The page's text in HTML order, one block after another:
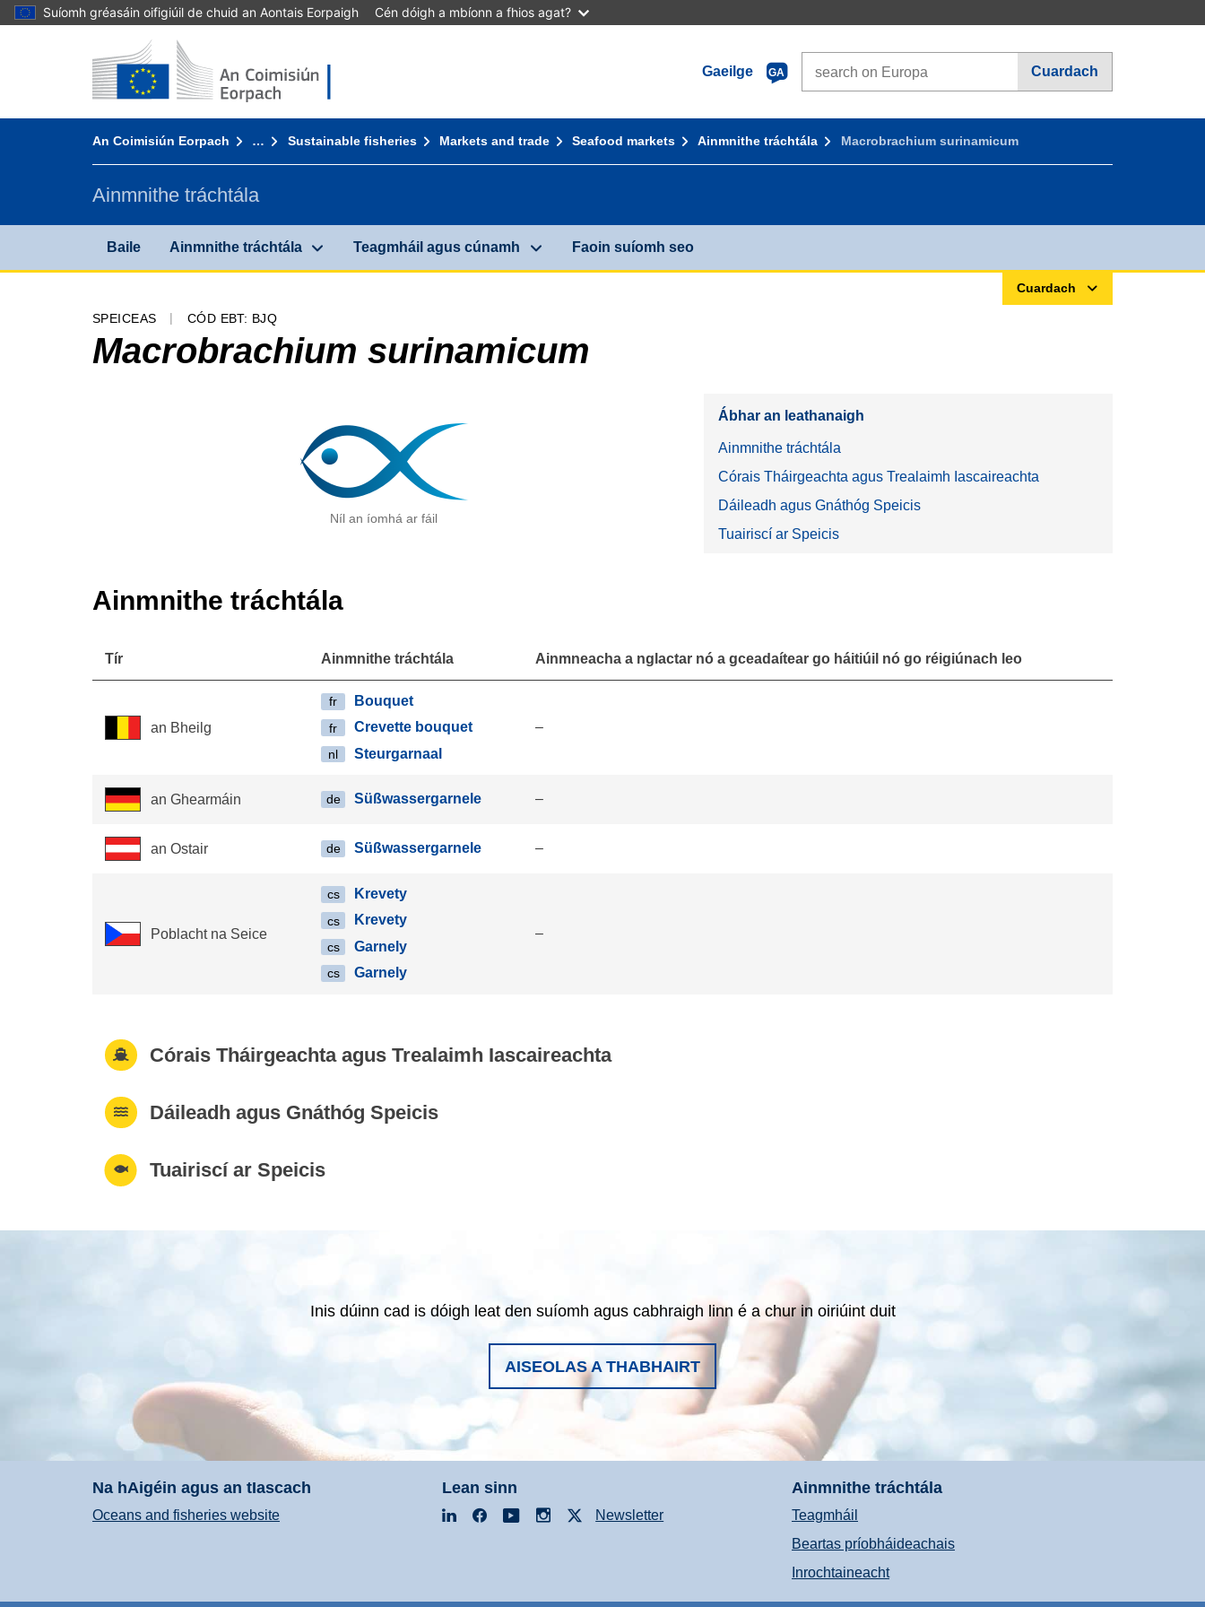
Suíomh gréasáin oifigiúil de chuid an Aontais Eorpaigh Cén dóigh a mbíonn a fhios agat?
Téigh chuig inneachar
Baile - An Coimisiún Eorpach
Gaeilge
GA Cuardach
An Coimisiún Eorpach … Sustainable fisheries Markets and trade Seafood markets Ainmnithe tráchtála Macrobrachium surinamicum
Ainmnithe tráchtála
Baile Ainmnithe tráchtála Teagmháil agus cúnamh Faoin suíomh seo
Cuardach
SPEICEAS CÓD EBT: BJQ
Macrobrachium surinamicum
Níl an íomhá ar fáil
Ábhar an leathanaigh
Ainmnithe tráchtála
Córais Tháirgeachta agus Trealaimh Iascaireachta
Dáileadh agus Gnáthóg Speicis
Tuairiscí ar Speicis
Ainmnithe tráchtála
Tír Ainmnithe tráchtála Ainmneacha a nglactar nó a gceadaítear go háitiúil nó go réigiúnach leo
an Bheilg
fr Bouquet
fr Crevette bouquet
nl Steurgarnaal
–
an Ghearmáin de Süßwassergarnele –
an Ostair de Süßwassergarnele –
Poblacht na Seice
cs Krevety
cs Krevety
cs Garnely
cs Garnely
–
Córais Tháirgeachta agus Trealaimh Iascaireachta
Dáileadh agus Gnáthóg Speicis
Tuairiscí ar Speicis
Inis dúinn cad is dóigh leat den suíomh agus cabhraigh linn é a chur in oiriúint duit
AISEOLAS A THABHAIRT
Na hAigéin agus an tIascach
Oceans and fisheries website
Lean sinn
LinkedInFacebookYouTubeInstagramNewsletter
Ainmnithe tráchtála
Teagmháil
Beartas príobháideachais
Inrochtaineacht